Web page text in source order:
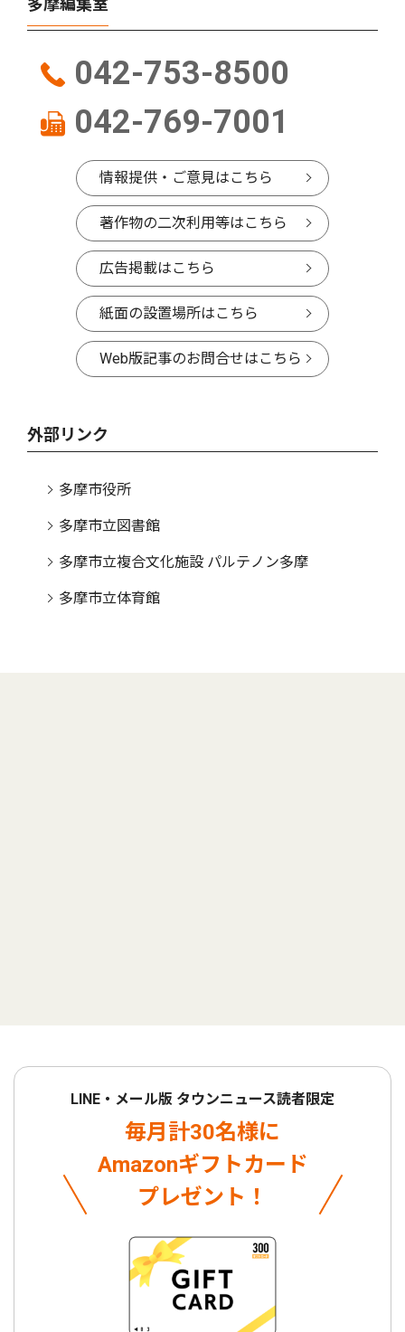
多摩編集室
042-753-8500
042-769-7001
情報提供・ご意見はこちら
著作物の二次利用等はこちら
広告掲載はこちら
紙面の設置場所はこちら
Web版記事のお問合せはこちら
外部リンク
多摩市役所
多摩市立図書館
多摩市立複合文化施設 パルテノン多摩
多摩市立体育館
LINE・メール版 タウンニュース読者限定
毎月計30名様に
Amazonギフトカード
プレゼント！